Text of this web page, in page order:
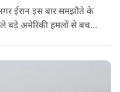
बड़े अमेरिकी हमलों से बच